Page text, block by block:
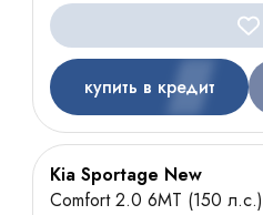
купить в кредит
Kia Sportage New
Comfort 2.0 6MT (150